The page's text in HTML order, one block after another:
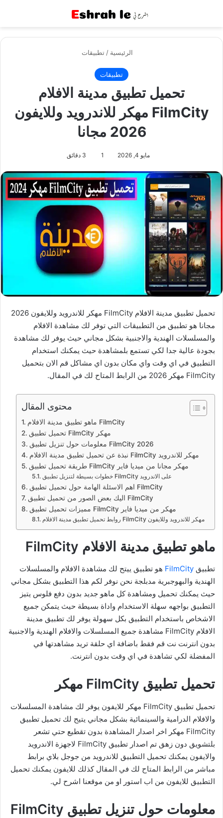
الرئيسية / تطبيقات
تطبيقات
تحميل تطبيق مدينة الافلام
FilmCity مهكر للاندرويد وللايفون
2026 مجانا
مايو 4, 2026 1
تحميل تطبيق مدينة الافلام FilmCity مهكر للاندرويد وللايفون 2026
مجانا هو تطبيق من التطبيقات التي توفر لك مشاهدة الافلام
والمسلسلات الهندية والاجنبية بشكل مجاني حيث يوفر لك مشاهدة
بجودة عالية جدا لكي تستمع بلمشاهدة حيث يمكنك استخدام
التطبيق في اي وقت واي مكان بدون اي مشاكل قم الان بتحميل
FilmCity مهكر 2026 من الرابط المتاح لك في المقال.
محتوى المقال
ماهو تطبيق مدينة الافلام FilmCity
تحميل تطبيق FilmCity مهكر
معلومات حول تنزيل تطبيق FilmCity 2026
نبذة عن تحميل تطبيق مدينة الافلام FilmCity مهكر للاندرويد
طريقة تحميل تطبيق FilmCity مهكر مجانا من ميديا فاير
خطوات بسيطة لتنزيل تطبيق FilmCity على الاندرويد
اهم الاسئلة الهامة حول تحميل تطبيق FilmCity
اليك بعض الصور من تحميل تطبيق FilmCity
مميزات تحميل تطبيق FilmCity مهكر من ميديا فاير
روابط تحميل تطبيق مدينة الافلام FilmCity مهكر للاندرويد وللايفون
ماهو تطبيق مدينة الافلام FilmCity
تطبيق FilmCity هو تطبيق ييتح لك مشاهدة الافلام والمسلسلات
الهندية والبهوجبرية مدبلجة نحن نوفر لكم هذا التطبيق بشكل مجاني
حيث يمكنك تحميل ومشاهدة كل ماهو جديد بدون دفع فلوس يتيز
التطبيق بواجهه سهلة الاستخدام واداة بسيطة حيث يتمكن جميع
الاشخاص باستخدام التطبيق بكل سهولة يوفر لك تطبيق مدينة
الافلام FilmCity مشاهدة جميع المسلسلات والافلام الهندية والاجنبية
بدون انترنت نت قم فقط باضافة اي حلقة تريد مشاهدتها في
المفضلة لكي تشاهدة في اي وقت بدون انترنت.
تحميل تطبيق FilmCity مهكر
تحميل تطبيق FilmCity مهكر للايفون يوفر لك مشاهدة المسلسلات
والافلام الدرامية والسينمائية بشكل مجاني يتيح لك تحميل تطبيق
FilmCity مهكر اخر اصدار المشاهدة بدون تقطيع حتي تشعر
بلتشويق دون زهق تم اصدار تطبيق FilmCity لاجهزة الاندرويد
والايفون يمكنك تحميل التطبيق للاندرويد من جوجل بلاي برابط
مباشر من الرابط المتاح لك في المقال كذلك للايفون يمكنك تحميل
التطبيق للايفون من اب استور او من موقعنا اشرح لي.
معلومات حول تنزيل تطبيق FilmCity